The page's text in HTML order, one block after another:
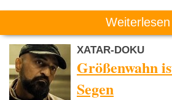
Weiterlesen
XATAR-DOKU
Größenwahn
Segen